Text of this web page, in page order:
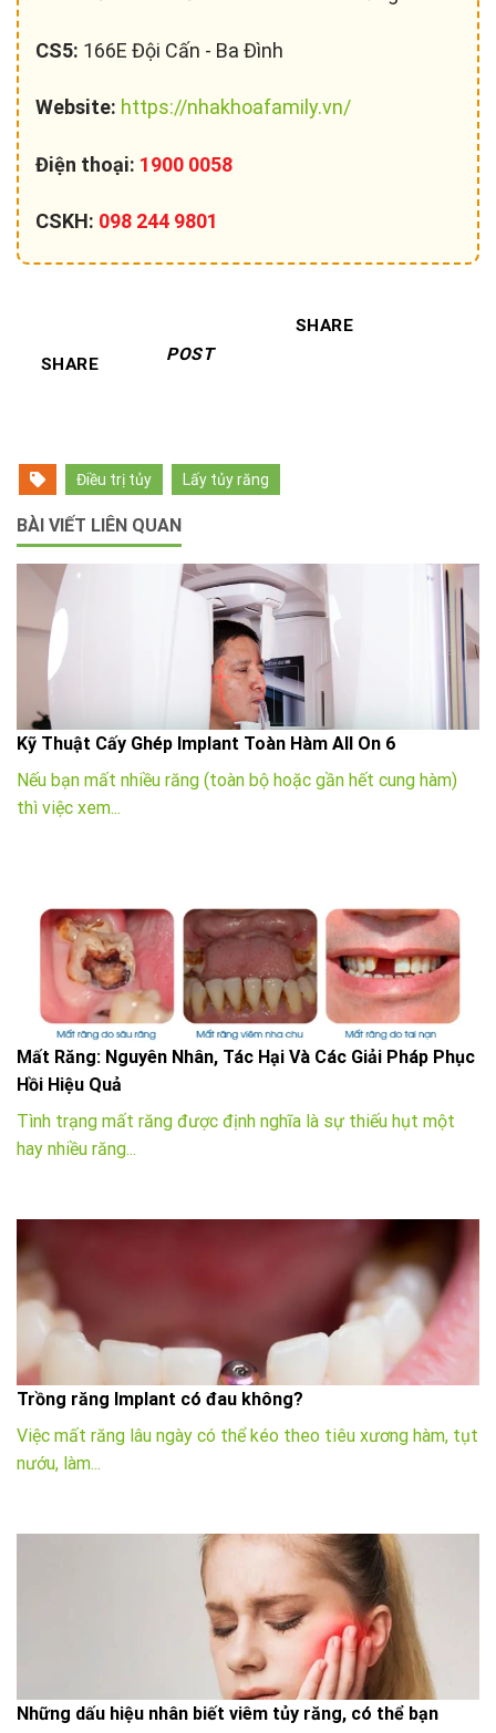
CS5: 166E Đội Cấn - Ba Đình
Website: https://nhakhoafamily.vn/
Điện thoại: 1900 0058
CSKH: 098 244 9801
SHARE
POST
SHARE
Điều trị tủy Lấy tủy răng
BÀI VIẾT LIÊN QUAN
Kỹ Thuật Cấy Ghép Implant Toàn Hàm All On 6
Nếu bạn mất nhiều răng (toàn bộ hoặc gần hết cung hàm)
thì việc xem...
Mất Răng: Nguyên Nhân, Tác Hại Và Các Giải Pháp Phục
Hồi Hiệu Quả
Tình trạng mất răng được định nghĩa là sự thiếu hụt một
hay nhiều răng...
Trồng răng Implant có đau không?
Việc mất răng lâu ngày có thể kéo theo tiêu xương hàm, tụt
nướu, làm...
Những dấu hiệu nhân biết viêm tủy răng, có thể bạn